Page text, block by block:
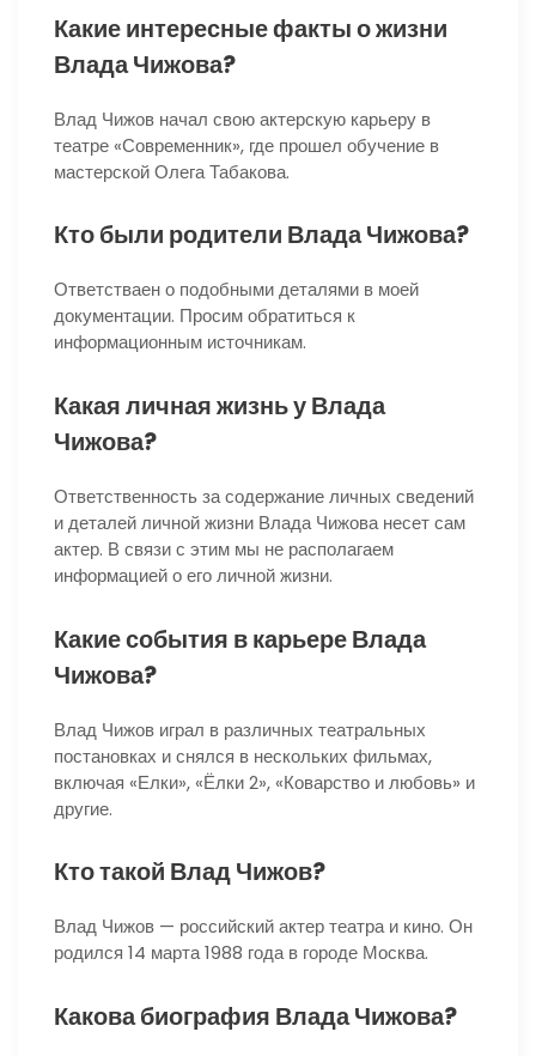
Какие интересные факты о жизни
Влада Чижова?
Влад Чижов начал свою актерскую карьеру в
театре «Современник», где прошел обучение в
мастерской Олега Табакова.
Кто были родители Влада Чижова?
Ответстваен о подобными деталями в моей
документации. Просим обратиться к
информационным источникам.
Какая личная жизнь у Влада
Чижова?
Ответственность за содержание личных сведений
и деталей личной жизни Влада Чижова несет сам
актер. В связи с этим мы не располагаем
информацией о его личной жизни.
Какие события в карьере Влада
Чижова?
Влад Чижов играл в различных театральных
постановках и снялся в нескольких фильмах,
включая «Елки», «Ёлки 2», «Коварство и любовь» и
другие.
Кто такой Влад Чижов?
Влад Чижов — российский актер театра и кино. Он
родился 14 марта 1988 года в городе Москва.
Какова биография Влада Чижова?